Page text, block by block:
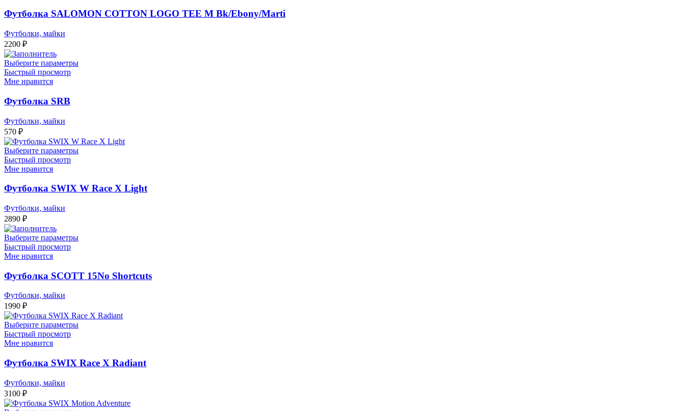
Футболка SALOMON COTTON LOGO TEE M Bk/Ebony/Marti
Футболки, майки
2200 ₽
Выберите параметры
Быстрый просмотр
Мне нравится
Футболка SRB
Футболки, майки
570 ₽
Выберите параметры
Быстрый просмотр
Мне нравится
Футболка SWIX W Race X Light
Футболки, майки
2890 ₽
Выберите параметры
Быстрый просмотр
Мне нравится
Футболка SCOTT 15No Shortcuts
Футболки, майки
1990 ₽
Выберите параметры
Быстрый просмотр
Мне нравится
Футболка SWIX Race X Radiant
Футболки, майки
3100 ₽